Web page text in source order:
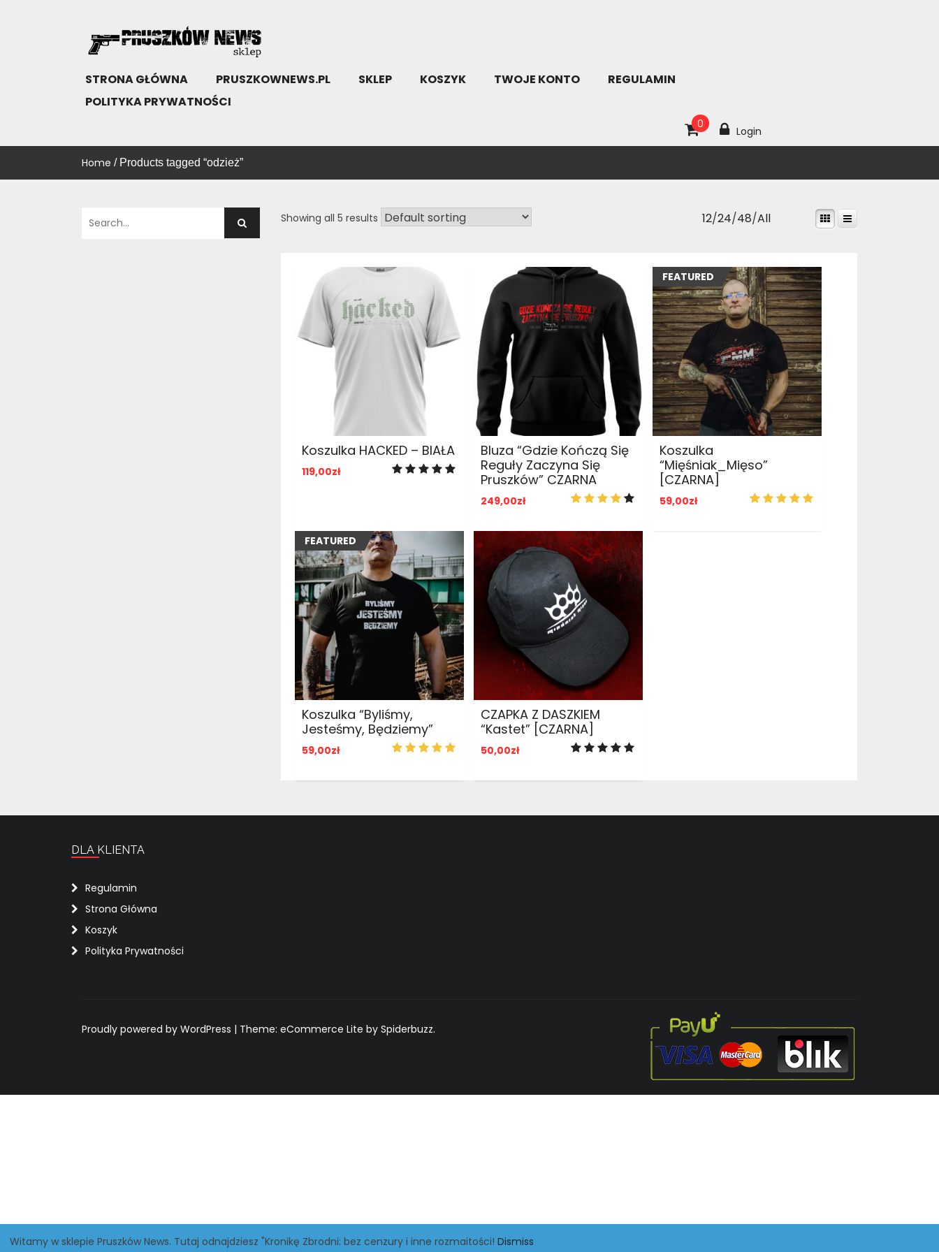
SKLEP PRUSZKÓW NEWS
KUP!
STRONA GŁÓWNA PRUSZKOWNEWS.PL SKLEP KOSZYK TWOJE KONTO
REGULAMIN
POLITYKA PRYWATNOŚCI
0
Login
Home / Products tagged “odzież”
Showing all 5 results 12/24/48/All
ADD TO CART
Koszulka HACKED – BIAŁA
119,00zł
Bluza “Gdzie Kończą Się
Reguły Zaczyna Się
Pruszków” CZARNA
249,00zł
FEATURED
ADD TO CART
Koszulka
“Mięśniak_Mięso”
[CZARNA]
59,00zł
FEATURED
ADD TO CART
Koszulka “Byliśmy,
Jesteśmy, Będziemy”
59,00zł
ADD TO CART
CZAPKA Z DASZKIEM
“Kastet” [CZARNA]
50,00zł
DLA KLIENTA
Regulamin
Strona Główna
Koszyk
Polityka Prywatności
Proudly powered by WordPress | Theme: eCommerce Lite by Spiderbuzz.
Witamy w sklepie Pruszków News. Tutaj odnajdziesz "Kronikę Zbrodni: bez cenzury i inne rozmaitości! Dismiss